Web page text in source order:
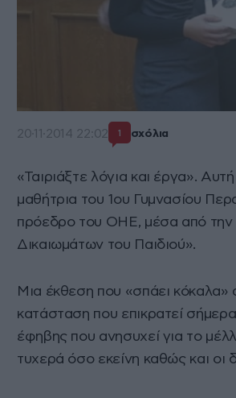
20·11·2014 22:02 1 σχόλια
«Ταιριάξτε λόγια και έργα».
μαθήτρια του 1ου Γυμνασίου
πρόεδρο του ΟΗΕ, μέσα από την
Δικαιωμάτων του Παιδιού».
Μια έκθεση που «σπάει
κατάσταση που επικρατεί
έφηβης που ανησυχεί για το
τυχερά όσο εκείνη καθώς και οι